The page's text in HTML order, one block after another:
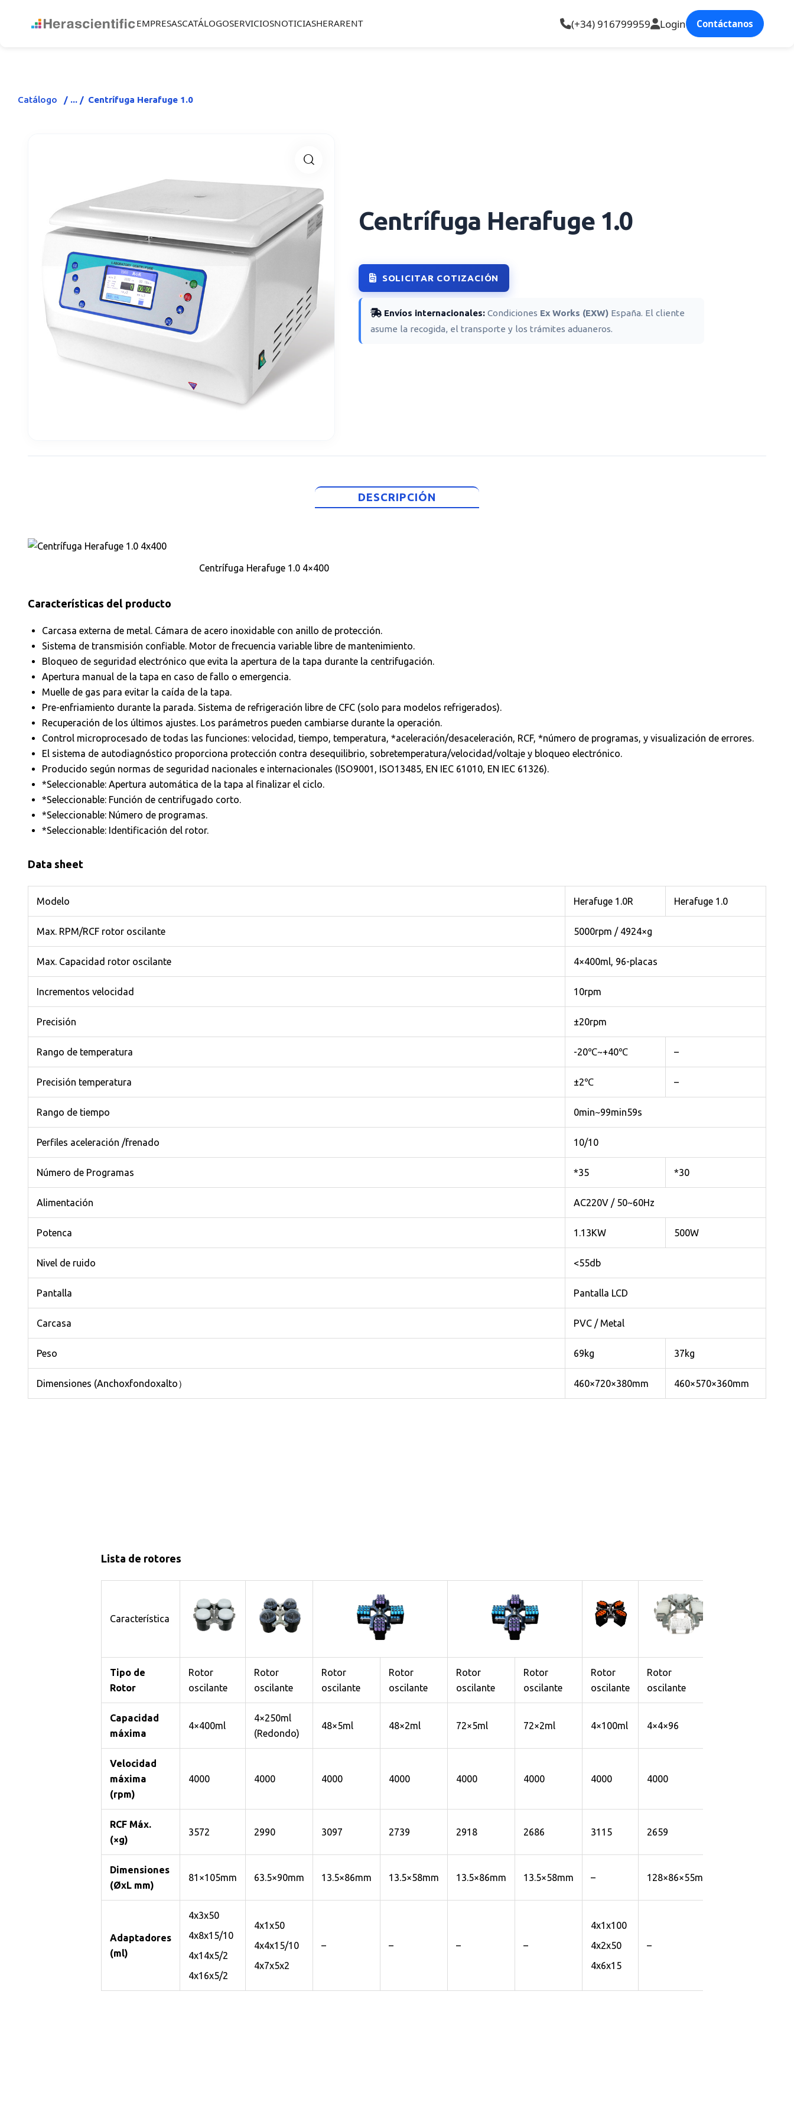
EMPRESASCATÁLOGOSERVICIOSNOTICIASHERARENT (+34) 916799959 Login Contáctanos
Catálogo Centrífuga Herafuge 1.0
🔍
Centrífuga Herafuge 1.0
SOLICITAR COTIZACIÓN
Envíos internacionales: Condiciones Ex Works (EXW) España. El cliente
asume la recogida, el transporte y los trámites aduaneros.
DESCRIPCIÓN
Centrífuga Herafuge 1.0 4×400
Características del producto
Carcasa externa de metal. Cámara de acero inoxidable con anillo de protección.
Sistema de transmisión confiable. Motor de frecuencia variable libre de mantenimiento.
Bloqueo de seguridad electrónico que evita la apertura de la tapa durante la centrifugación.
Apertura manual de la tapa en caso de fallo o emergencia.
Muelle de gas para evitar la caída de la tapa.
Pre-enfriamiento durante la parada. Sistema de refrigeración libre de CFC (solo para modelos refrigerados).
Recuperación de los últimos ajustes. Los parámetros pueden cambiarse durante la operación.
Control microprocesado de todas las funciones: velocidad, tiempo, temperatura, *aceleración/desaceleración, RCF, *número de programas, y visualización de errores.
El sistema de autodiagnóstico proporciona protección contra desequilibrio, sobretemperatura/velocidad/voltaje y bloqueo electrónico.
Producido según normas de seguridad nacionales e internacionales (ISO9001, ISO13485, EN IEC 61010, EN IEC 61326).
*Seleccionable: Apertura automática de la tapa al finalizar el ciclo.
*Seleccionable: Función de centrifugado corto.
*Seleccionable: Número de programas.
*Seleccionable: Identificación del rotor.
Data sheet
Modelo Herafuge 1.0R Herafuge 1.0
Max. RPM/RCF rotor oscilante 5000rpm / 4924×g
Max. Capacidad rotor oscilante 4×400ml, 96-placas
Incrementos velocidad 10rpm
Precisión ±20rpm
Rango de temperatura -20℃~+40℃ –
Precisión temperatura ±2℃ –
Rango de tiempo 0min~99min59s
Perfiles aceleración /frenado 10/10
Número de Programas *35 *30
Alimentación AC220V / 50~60Hz
Potenca 1.13KW 500W
Nivel de ruido <55db
Pantalla Pantalla LCD
Carcasa PVC / Metal
Peso 69kg 37kg
Dimensiones (Anchoxfondoxalto） 460×720×380mm 460×570×360mm
Lista de rotores
Característica
Tipo de
Rotor
Rotor
oscilante
Rotor
oscilante
Rotor
oscilante
Rotor
oscilante
Rotor
oscilante
Rotor
oscilante
Rotor
oscilante
Rotor
oscilante
Capacidad
máxima
4×400ml
4×250ml
(Redondo)
48×5ml 48×2ml 72×5ml 72×2ml 4×100ml 4×4×96
Velocidad
máxima
(rpm)
4000 4000 4000 4000 4000 4000 4000 4000
RCF Máx.
(×g)
3572 2990 3097 2739 2918 2686 3115 2659
Dimensiones
(ØxL mm)
81×105mm 63.5×90mm 13.5×86mm 13.5×58mm 13.5×86mm 13.5×58mm – 128×86×55mm
Adaptadores
(ml)
4x3x50
4x8x15/10
4x14x5/2
4x16x5/2
4x1x50
4x4x15/10
4x7x5x2
– – – –
4x1x100
4x2x50
4x6x15
–